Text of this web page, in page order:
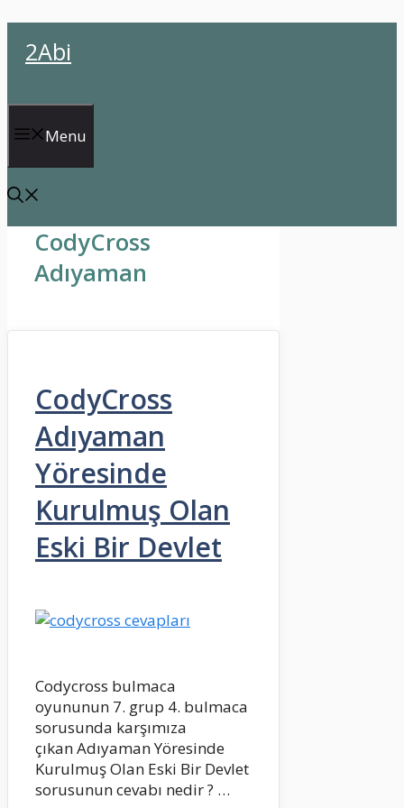
atla2Abi
Menu
CodyCross
Adıyaman
CodyCross
Adıyaman
Yöresinde
Kurulmuş Olan
Eski Bir Devlet
Codycross bulmaca
oyununun 7. grup 4. bulmaca
sorusunda karşımıza
çıkan Adıyaman Yöresinde
Kurulmuş Olan Eski Bir Devlet
sorusunun cevabı nedir ? …